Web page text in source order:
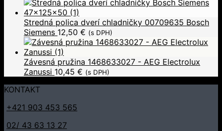
Stredná polica dverí chladničky 00709635 Bosch
Siemens 12,50 € (s DPH)
Závesná pružina 1468633027 - AEG Electrolux
Zanussi 10,45 € (s DPH)
KONTAKT
+421 903 453 565
02/ 43 63 13 27